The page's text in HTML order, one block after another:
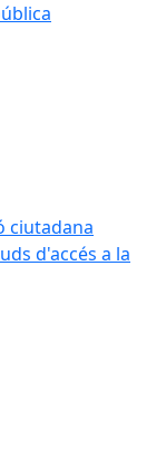
ciutadana
d'accés a la